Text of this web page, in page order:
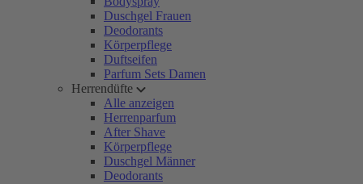
Duschgel Frauen
Deodorants
Körperpflege
Duftseifen
Parfum Sets Damen
Herrendüfte
Alle anzeigen
Herrenparfum
After Shave
Körperpflege
Duschgel Männer
Deodorants